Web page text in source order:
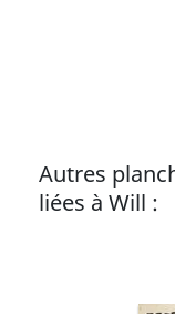
Autres
liées à Will :